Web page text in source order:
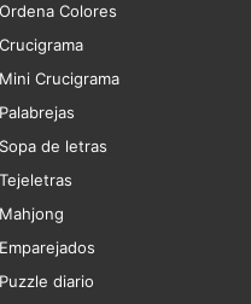
Ordena Colores
Crucigrama
Mini Crucigrama
Palabrejas
Sopa de letras
Tejeletras
Mahjong
Emparejados
Puzzle diario